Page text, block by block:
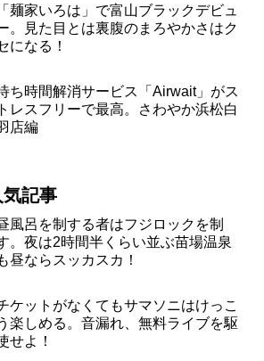
「麺家いろは」で富山ブラックデビュ
。見た目とは裏腹のまろやかさはク
になる！
ち時間解消サービス「Airwait」がス
トレスフリーで最高。さわやか浜松白
店編
記事
風呂を制する者はフジロックを制
。夜は2時間半くらい並ぶ苗場温泉
昼ならスッカスカ！
ケットがなくてもサマソニはけっこ
楽しめる。音漏れ、無料ライブを駆
せよ！